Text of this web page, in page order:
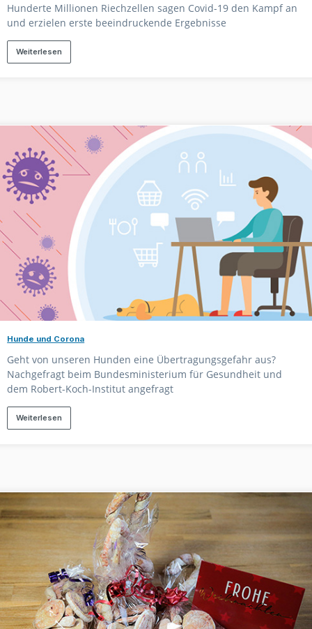
Hunderte Millionen Riechzellen sagen Covid-19 den Kampf an
und erzielen erste beeindruckende Ergebnisse
Weiterlesen
Hunde und Corona
Geht von unseren Hunden eine Übertragungsgefahr aus?
Nachgefragt beim Bundesministerium für Gesundheit und
dem Robert-Koch-Institut angefragt
Weiterlesen